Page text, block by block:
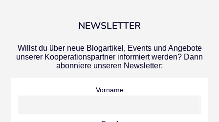
NEWSLETTER
Willst du über neue Blogartikel, Events und Angebote
unserer Kooperationspartner informiert werden? Dann
abonniere unseren Newsletter:
Vorname